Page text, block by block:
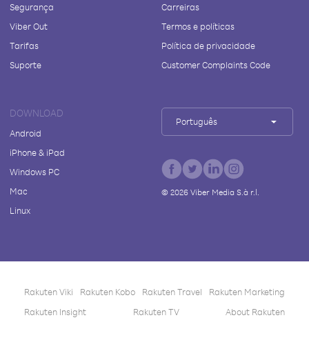
Segurança
Viber Out
Tarifas
Suporte
Carreiras
Termos e políticas
Política de privacidade
Customer Complaints Code
DOWNLOAD
Android
iPhone & iPad
Windows PC
Mac
Linux
Português
© 2026Viber Media S.à r.l.
Rakuten Viki Rakuten Kobo Rakuten Travel
Rakuten Marketing
Rakuten Insight
Rakuten TV About Rakuten